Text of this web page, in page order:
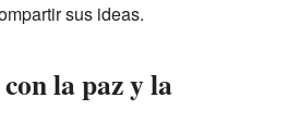
sus ideas.
la paz y la